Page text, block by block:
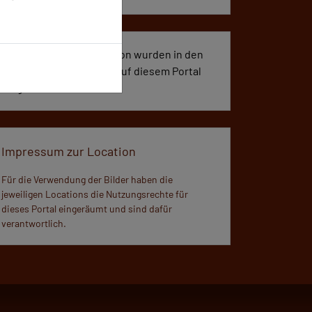
884 Seiten dieser Location wurden in den
vergangenen 30 Tagen auf diesem Portal
Impressum zur Location
Für die Verwendung der Bilder haben die
jeweiligen Locations die Nutzungsrechte für
dieses Portal eingeräumt und sind dafür
verantwortlich.